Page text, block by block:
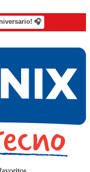
🎧